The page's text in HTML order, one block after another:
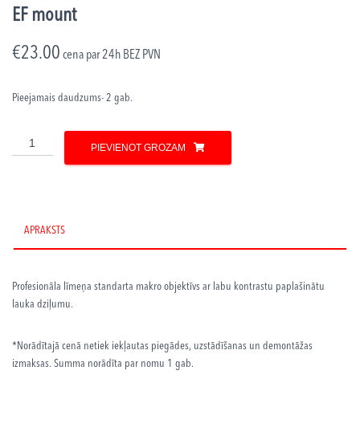
EF mount
€23.00 cena par 24h BEZ PVN
Pieejamais daudzums- 2 gab.
Samyang-
Cine
mount
daudzums
PIEVIENOT GROZAM
APRAKSTS
Profesionāla līmeņa standarta makro objektīvs ar labu kontrastu paplašinātu
lauka dziļumu.
*Norādītajā cenā netiek iekļautas piegādes, uzstādīšanas un demontāžas
izmaksas. Summa norādīta par nomu 1 gab.